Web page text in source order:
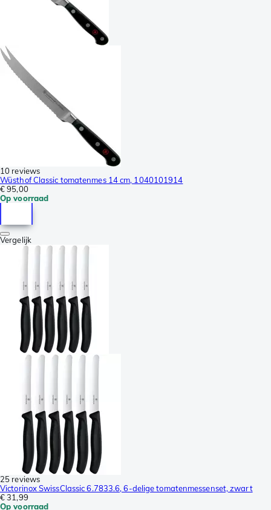
10 reviews
Wüsthof Classic tomatenmes 14 cm, 1040101914
€ 95,00
Op voorraad
Vergelijk
25 reviews
Victorinox SwissClassic 6.7833.6, 6-delige tomatenmessenset, zwart
€ 31,99
Op voorraad